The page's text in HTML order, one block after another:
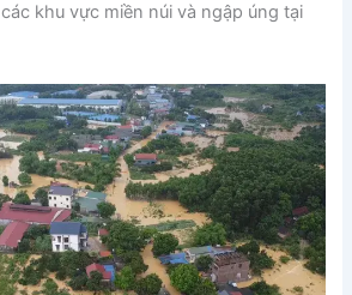
khu vực miền núi và ngập úng tại